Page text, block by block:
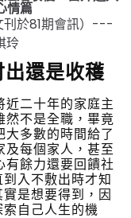
情篇
刊於81期會訊）---
玲
出還是收穫
近二十年的家庭主
然不是全職，畢竟
大多數的時間給了
及每個家人，甚至
有餘力還要回饋社
入不敷出時才知
是想要得到，因
自己人生的機